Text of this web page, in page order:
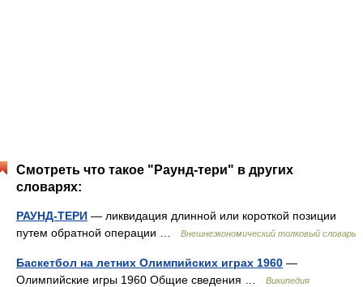
Смотреть что такое "Раунд-тери" в других
словарях:
РАУНД-ТЕРИ — ликвидация длинной или короткой позиции
путем обратной операции …
Внешнеэкономический толковый словарь
Баскетбол на летних Олимпийских играх 1960 —
Олимпийские игры 1960 Общие сведения …
Википедия